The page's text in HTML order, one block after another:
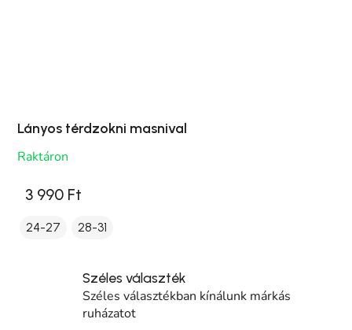
Lányos térdzokni masnival
Raktáron
3 990 Ft
24-27 28-31
Széles választék
Széles választékban kínálunk márkás
ruházatot